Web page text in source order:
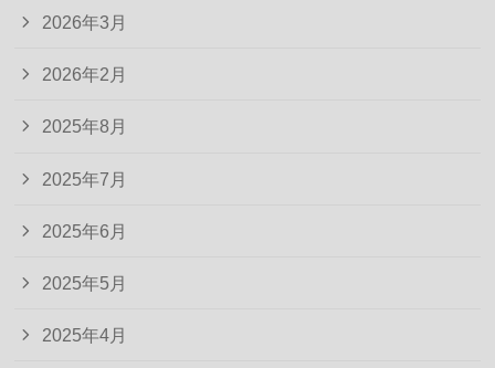
2026年3月
2026年2月
2025年8月
2025年7月
2025年6月
2025年5月
2025年4月